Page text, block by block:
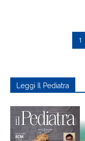
1
Leggi Il Pediatra